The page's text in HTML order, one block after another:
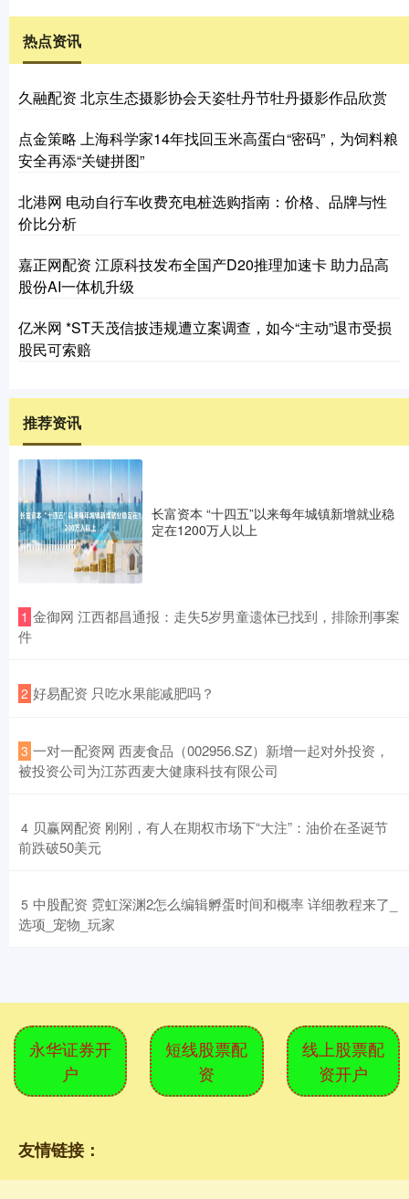
热点资讯
久融配资 北京生态摄影协会天姿牡丹节牡丹摄影作品欣赏
点金策略 上海科学家14年找回玉米高蛋白“密码”，为饲料粮
安全再添“关键拼图”
北港网 电动自行车收费充电桩选购指南：价格、品牌与性
价比分析
嘉正网配资 江原科技发布全国产D20推理加速卡 助力品高
股份AI一体机升级
亿米网 *ST天茂信披违规遭立案调查，如今“主动”退市受损
股民可索赔
推荐资讯
长富资本 “十四五”以来每年城镇新增就业稳
定在1200万人以上
1 ​金御网 江西都昌通报：走失5岁男童遗体已找到，排除刑事案
件
2 ​好易配资 只吃水果能减肥吗？
3 ​一对一配资网 西麦食品（002956.SZ）新增一起对外投资，
被投资公司为江苏西麦大健康科技有限公司
4 ​贝赢网配资 刚刚，有人在期权市场下“大注”：油价在圣诞节
前跌破50美元
5 ​中股配资 霓虹深渊2怎么编辑孵蛋时间和概率 详细教程来了_
选项_宠物_玩家
永华证券开
户
短线股票配
资
线上股票配
资开户
友情链接：